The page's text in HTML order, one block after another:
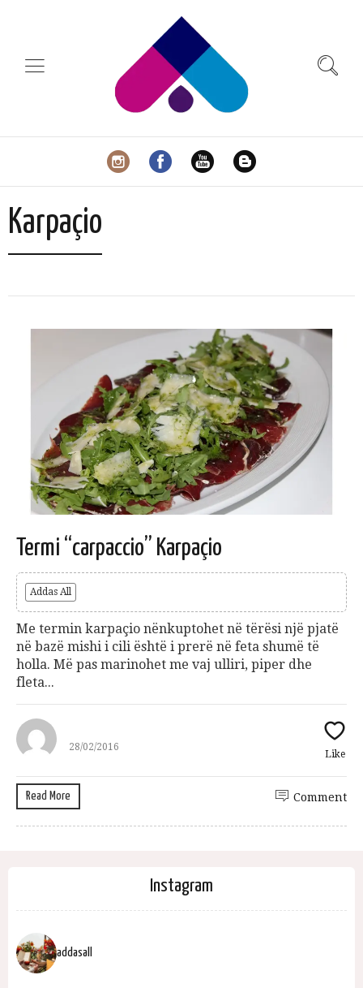
Karpaçio
Termi “carpaccio” Karpaçio
Addas All
Me termin karpaçio nënkuptohet në tërësi një pjatë
në bazë mishi i cili është i prerë në feta shumë të
holla. Më pas marinohet me vaj ulliri, piper dhe
fleta...
28/02/2016
Like
Read More Comment
Instagram
addasall